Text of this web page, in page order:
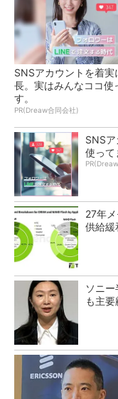
SNSアカウントを着実
長。実はみんなココ使
す。
PR(Dreaw合同会社)
SNS
使って
27年
供給緩
ソニ
も主